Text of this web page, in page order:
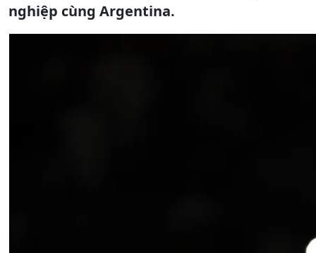
nghiệp cùng Argentina.